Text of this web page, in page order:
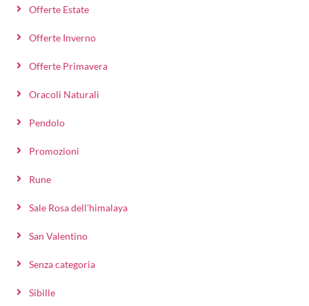
Offerte Estate
Offerte Inverno
Offerte Primavera
Oracoli Naturali
Pendolo
Promozioni
Rune
Sale Rosa dell'himalaya
San Valentino
Senza categoria
Sibille